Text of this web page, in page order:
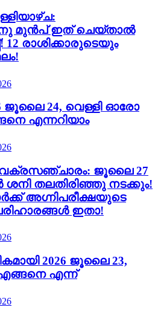
മുൻപ് ഇത് ചെയ്താൽ
12 രാശിക്കാരുടെയും
ജൂലൈ 24, വെള്ളി ഓരോ
എന്നറിയാം
ജൂലൈ 27
ശനി തലതിരിഞ്ഞു നടക്കും!
അഗ്നിപരീക്ഷയുടെ
ഇതാ!
2026 ജൂലൈ 23,
എങ്ങനെ എന്ന്